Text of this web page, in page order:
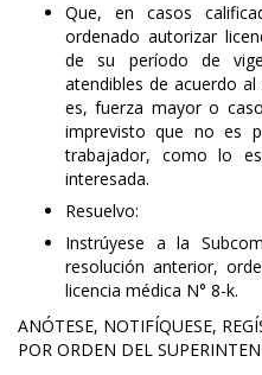
Que, en casos
ordenado autorizar
de su período de
atendibles de acuerdo
es, fuerza mayor o
imprevisto que no es
trabajador, como lo
interesada.
Resuelvo:
Instrúyese a la
resolución anterior,
licencia médica N° 8-k.
ANÓTESE, NOTIFÍQUESE,
POR ORDEN DEL